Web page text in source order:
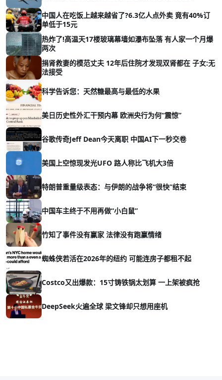
中国人在吃饭上越来越省了?6.3亿人点外卖 竟有40%订
单低于15元
热炸了!高温天17楼玻璃幕墙如瀑布坠落 有人家一个月爆
两次
捐肾救妻的模范丈夫 12年后住院才发现双肾都在 子女:无
法接受
科学告诉您：天然糖最高与最低的水果
美日历史性外汇干预内幕 欧洲央行为何“震惊”
谷歌传奇Jeff Dean今天离职 中国AI下一秒交卷
美国上空惊现发光UFO 路人称比飞机大3倍
特朗普重量级表态：与伊朗的战争将“很快”结束
中国车主终于不用再做“小白鼠”
竹知了事件没有赢家 法律没有跑赢情绪
蜘蛛侠若活在2026年的纽约 可能连房子都租不起
Costco又出爆款：15寸铸铁锅太划算 一上架被疯抢
DeepSeek火遍全球 梁文锋却只想用座机